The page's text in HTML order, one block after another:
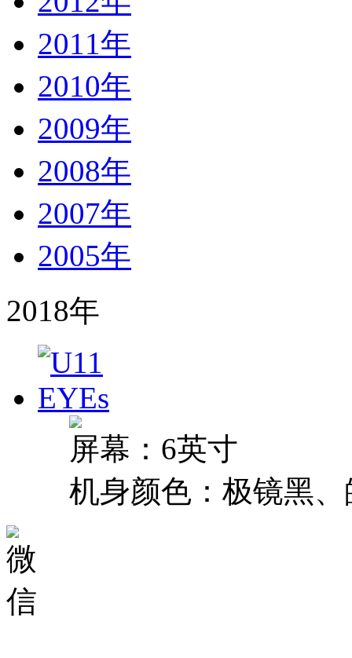
2011年
2010年
2009年
2008年
2007年
2005年
2018年
屏幕：6英寸
机身颜色：极镜黑